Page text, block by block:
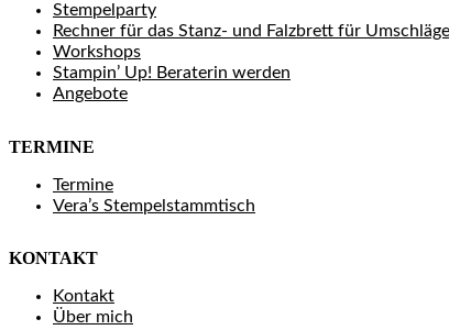
Stempelparty
Rechner für das Stanz- und Falzbrett für Umschläge
Workshops
Stampin’ Up! Beraterin werden
Angebote
TERMINE
Termine
Vera’s Stempelstammtisch
KONTAKT
Kontakt
Über mich